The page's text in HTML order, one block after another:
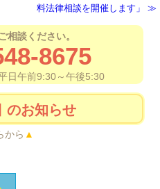
料法律相談を開催します」
相談ください。
8675
日午前9:30～午後5:30
のお知らせ
から